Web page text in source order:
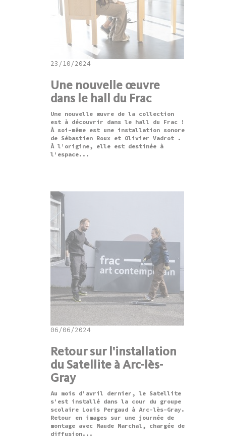
23/10/2024
Une nouvelle œuvre
dans le hall du Frac
Une nouvelle œuvre de la collection
est à découvrir dans le hall du Frac !
À soi-même est une installation sonore
de Sébastien Roux et Olivier Vadrot .
À l’origine, elle est destinée à
l’espace...
06/06/2024
Retour sur l'installation
du Satellite à Arc-lès-
Gray
Au mois d'avril dernier, le Satellite
s'est installé dans la cour du groupe
scolaire Louis Pergaud à Arc-lès-Gray.
Retour en images sur une journée de
montage avec Maude Marchal, chargée de
diffusion...